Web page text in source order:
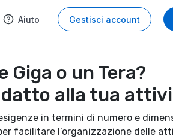
Aiuto Gestisci account
Giga o un Tera?
alla tua
in termini di numero e
facilitare l’organizzazione delle